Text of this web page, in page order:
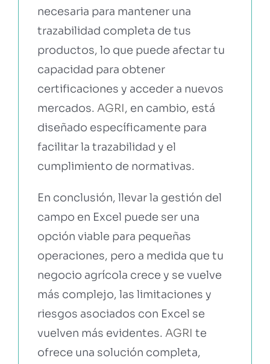
necesaria para mantener una
trazabilidad completa de tus
productos, lo que puede afectar tu
capacidad para obtener
certificaciones y acceder a nuevos
mercados. AGRI, en cambio, está
diseñado específicamente para
facilitar la trazabilidad y el
cumplimiento de normativas.
En conclusión, llevar la gestión del
campo en Excel puede ser una
opción viable para pequeñas
operaciones, pero a medida que tu
negocio agrícola crece y se vuelve
más complejo, las limitaciones y
riesgos asociados con Excel se
vuelven más evidentes. AGRI te
ofrece una solución completa,